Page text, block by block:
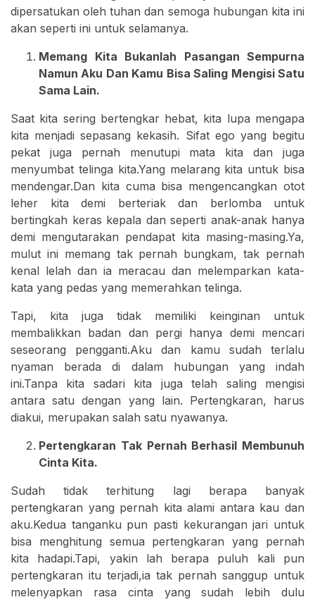
dipersatukan oleh tuhan dan semoga hubungan kita ini
akan seperti ini untuk selamanya.
Memang Kita Bukanlah Pasangan Sempurna
Namun Aku Dan Kamu Bisa Saling Mengisi Satu
Sama Lain.
Saat kita sering bertengkar hebat, kita lupa mengapa
kita menjadi sepasang kekasih. Sifat ego yang begitu
pekat juga pernah menutupi mata kita dan juga
menyumbat telinga kita.Yang melarang kita untuk bisa
mendengar.Dan kita cuma bisa mengencangkan otot
leher kita demi berteriak dan berlomba untuk
bertingkah keras kepala dan seperti anak-anak hanya
demi mengutarakan pendapat kita masing-masing.Ya,
mulut ini memang tak pernah bungkam, tak pernah
kenal lelah dan ia meracau dan melemparkan kata-
kata yang pedas yang memerahkan telinga.
Tapi, kita juga tidak memiliki keinginan untuk
membalikkan badan dan pergi hanya demi mencari
seseorang pengganti.Aku dan kamu sudah terlalu
nyaman berada di dalam hubungan yang indah
ini.Tanpa kita sadari kita juga telah saling mengisi
antara satu dengan yang lain. Pertengkaran, harus
diakui, merupakan salah satu nyawanya.
Pertengkaran Tak Pernah Berhasil Membunuh
Cinta Kita.
Sudah tidak terhitung lagi berapa banyak
pertengkaran yang pernah kita alami antara kau dan
aku.Kedua tanganku pun pasti kekurangan jari untuk
bisa menghitung semua pertengkaran yang pernah
kita hadapi.Tapi, yakin lah berapa puluh kali pun
pertengkaran itu terjadi,ia tak pernah sanggup untuk
melenyapkan rasa cinta yang sudah lebih dulu